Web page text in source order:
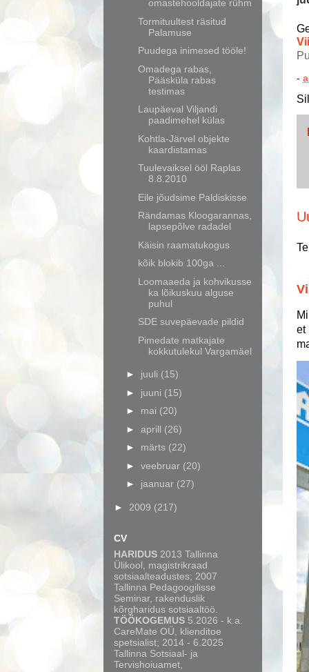
-
et
omastehooldajate rühm
Tormituultest räsitud
Palamuse
Puudega inimesed tööle!
Omadega rabas,
Pääsküla rabas
testimas
Laupäeval Viljandi
paadimehel külas
Kohtla-Järvel objekte
kaardistamas
Tuulevaiksel ööl Raplas
8.8.2010
Eile jõudsime Paldiskisse
Rändamas Kloogarannas,
lapsepõlve radadel
Käisin raamatukogus
kõik blokib 100ga ...
Loomaaeda ja kohvikusse
ka lõikuskuu alguse
puhul
SDE suvepäevade pildid
Pimedate matkajate
kokkutulekul Vargamäel
► juuli (15)
► juuni (15)
► mai (20)
► aprill (26)
► märts (22)
► veebruar (20)
► jaanuar (27)
► 2009 (217)
CV
HARIDUS 2013 Tallinna
Ülikool, magistrikraad
sotsiaalteadustes; 2007
Tallinna Pedagoogilisse
Seminar, rakenduslik
kõrgharidus sotsiaaltöö.
TÖÖKOGEMUS 5.2026 - k.a.
CareMate OÜ, klienditoe
spetsialist; 2014 - 6.2025
Tallinna Sotsiaal- ja
Tervishoiuamet,